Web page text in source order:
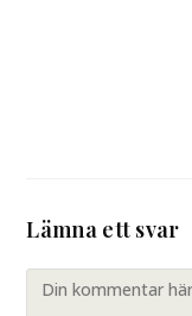
Lämna ett svar